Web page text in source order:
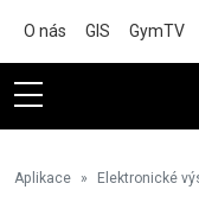
O nás GIS GymTV
Aplikace Elektronické